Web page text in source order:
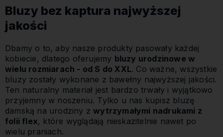
Bluzy bez kaptura najwyższej
jakości
Dbamy o to, aby nasze produkty pasowały każdej
kobiecie, dlatego oferujemy bluzy urodzinowe w
wielu rozmiarach - od S do XXL. Co ważne, wszystkie
bluzy zostały wykonane z bawełny najwyższej jakości.
Ten naturalny materiał jest bardzo trwały i wyjątkowo
przyjemny w noszeniu. Tylko u nas kupisz bluzę
damską na urodziny zwytrzymałymi nadrukami z
folii flex, które wyglądają nieskazitelnie nawet po
wielu praniach.